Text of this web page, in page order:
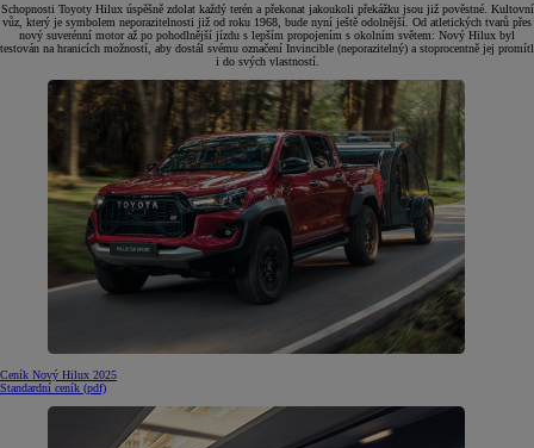
Schopnosti Toyoty Hilux úspěšně zdolat každý terén a překonat jakoukoli překážku jsou již pověstné. Kultovní
vůz, který je symbolem neporazitelnosti již od roku 1968, bude nyní ještě odolnější. Od atletických tvarů přes
nový suverénní motor až po pohodlnější jízdu s lepším propojením s okolním světem: Nový Hilux byl
testován na hranicích možností, aby dostál svému označení Invincible (neporazitelný) a stoprocentně jej promítl
i do svých vlastností.
Ceník Nový Hilux 2025
Standardní ceník (pdf)